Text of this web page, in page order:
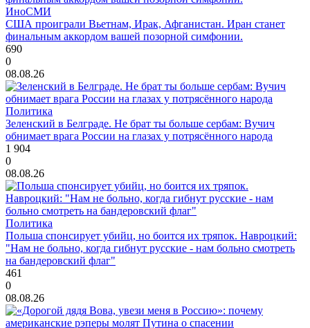
ИноСМИ
США проиграли Вьетнам, Ирак, Афганистан. Иран станет
финальным аккордом вашей позорной симфонии.
690
0
08.08.26
Политика
Зеленский в Белграде. Не брат ты больше сербам: Вучич
обнимает врага России на глазах у потрясённого народа
1 904
0
08.08.26
Политика
Польша спонсирует убийц, но боится их тряпок. Навроцкий:
"Нам не больно, когда гибнут русские - нам больно смотреть
на бандеровский флаг"
461
0
08.08.26